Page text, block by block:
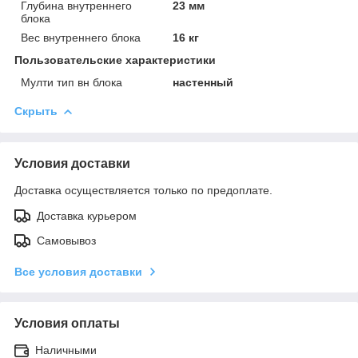
Глубина внутреннего
блока
23 мм
Вес внутреннего блока
16 кг
Пользовательские характеристики
Мулти тип вн блока
настенный
Скрыть
Условия доставки
Доставка осуществляется только по предоплате.
Доставка курьером
Самовывоз
Все условия доставки
Условия оплаты
Наличными